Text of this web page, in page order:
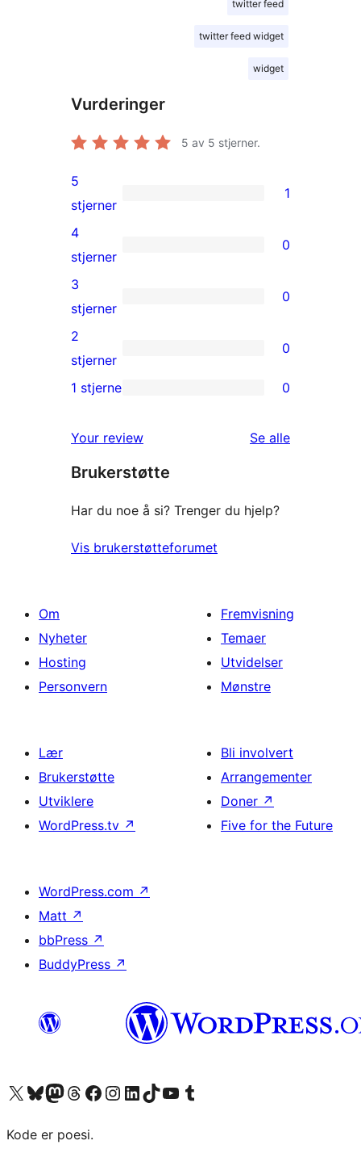
twitter feed
twitter feed widget
widget
Vurderinger
5 av 5 stjerner.
1
5-
star
review
5
stjerner
1
0
4-
star
reviews
4
stjerner
0
0
3-
star
reviews
3
stjerner
0
0
2-
reviews
2
stjerner
0
star
reviews
1 stjerne 0
Your review Se alleomtalene
Brukerstøtte
Har du noe å si? Trenger du hjelp?
Vis brukerstøtteforumet
Om
Nyheter
Hosting
Personvern
Fremvisning
Temaer
Utvidelser
Mønstre
Lær
Brukerstøtte
Utviklere
WordPress.tv ↗
Bli involvert
Arrangementer
Doner ↗
Five for the Future
WordPress.com ↗
Matt ↗
bbPress ↗
BuddyPress ↗
Besøk vår konto på X Visit our Bluesky account
Besøk vår Mastodon-konto
Visit our Threads account
Besøk vår Facebook-sideBesøk vår Instagram-konto
Besøk vår LinkedIn-konto
Visit our TikTok account
Visit our YouTube channel
Visit our Tumblr account
Kode er poesi.